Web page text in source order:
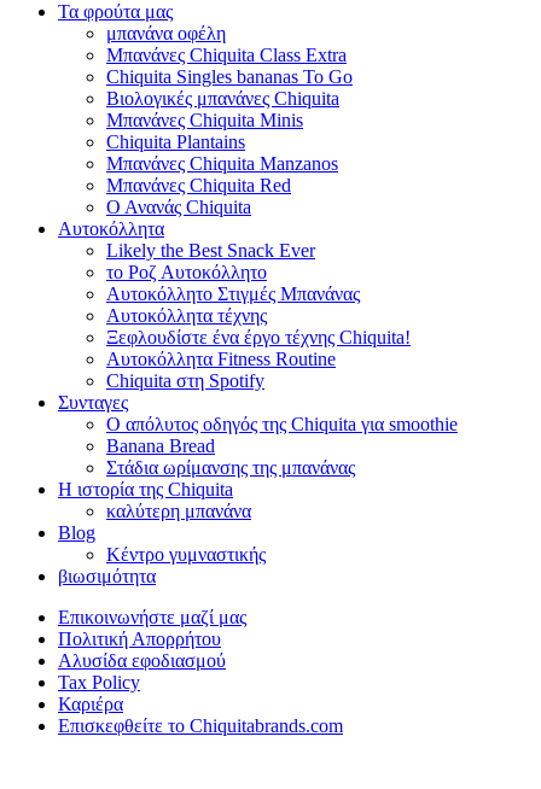
Τα φρούτα μας
μπανάνα οφέλη
Μπανάνες Chiquita Class Extra
Chiquita Singles bananas To Go
Βιολογικές μπανάνες Chiquita
Μπανάνες Chiquita Minis
Chiquita Plantains
Μπανάνες Chiquita Manzanos
Μπανάνες Chiquita Red
Ο Ανανάς Chiquita
Αυτοκόλλητα
Likely the Best Snack Ever
το Ροζ Αυτοκόλλητο
Αυτοκόλλητο Στιγμές Μπανάνας
Αυτοκόλλητα τέχνης
Ξεφλουδίστε ένα έργο τέχνης Chiquita!
Αυτοκόλλητα Fitness Routine
Chiquita στη Spotify
Συνταγες
Ο απόλυτος οδηγός της Chiquita για smoothie
Banana Bread
Στάδια ωρίμανσης της μπανάνας
Η ιστορία της Chiquita
καλύτερη μπανάνα
Blog
Κέντρο γυμναστικής
βιωσιμότητα
Επικοινωνήστε μαζί μας
Πολιτική Απορρήτου
Αλυσίδα εφοδιασμού
Tax Policy
Καριέρα
Επισκεφθείτε το Chiquitabrands.com